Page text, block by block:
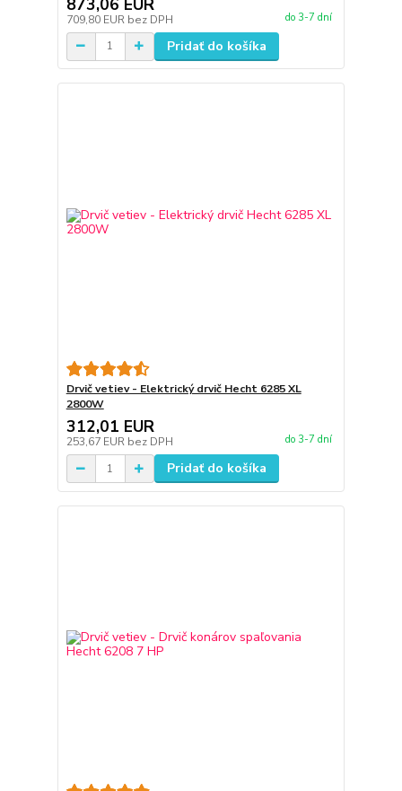
709,80 EUR bez DPH do 3-7 dní
Pridať do košíka
Drvič vetiev - Elektrický drvič Hecht 6285 XL
2800W
312,01 EUR
253,67 EUR bez DPH do 3-7 dní
Pridať do košíka